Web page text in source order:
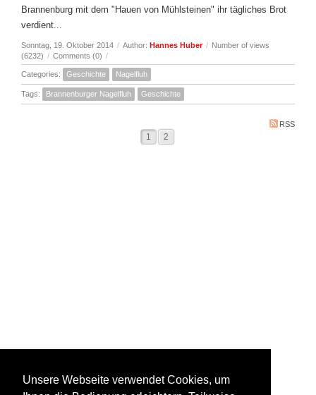
Unsere Webseite verwendet Cookies, um
Brannenburg mit dem "Hauen von Mühlsteinen" ihr tägliches Brot
verdient...
Sonntag, 19. Oktober 2014 / Author: Hannes Huber / Number of views
(6232) / Comments (0) /
Categories: Geschichte Nagelfluh
Tags: Brannenburger Nagelfluh Geschichte
RSS
1 2